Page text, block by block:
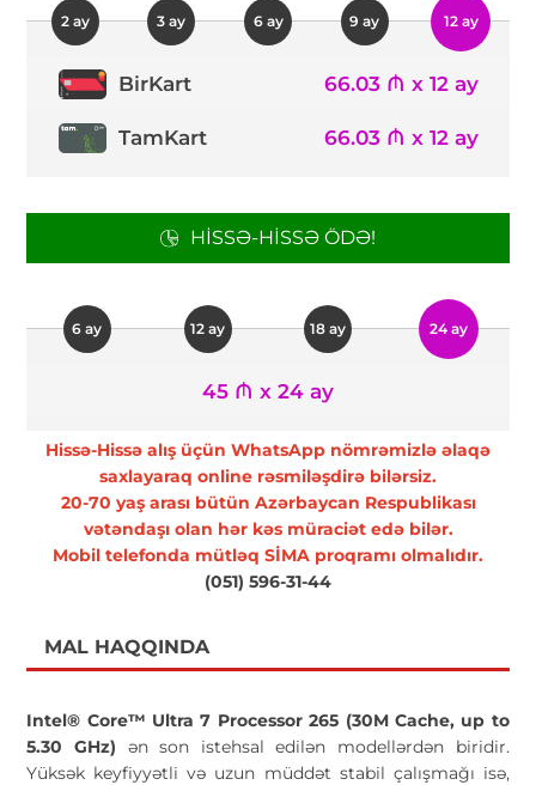
2 ay 3 ay 6 ay 9 ay 12 ay
BirKart 66.03 ₼ x 12 ay
TamKart 66.03 ₼ x 12 ay
HISSƏ-HISSƏ ÖDƏ!
6 ay 12 ay 18 ay 24 ay
45 ₼ x 24 ay
Hissə-Hissə alış üçün WhatsApp nömrəmizlə əlaqə
saxlayaraq online rəsmiləşdirə bilərsiz.
20-70 yaş arası bütün Azərbaycan Respublikası
vətəndaşı olan hər kəs müraciət edə bilər.
Mobil telefonda mütləq SİMA proqramı olmalıdır.
(051) 596-31-44
MAL HAQQINDA
Intel® Core™ Ultra 7 Processor 265 (30M Cache, up to
5.30 GHz) ən son istehsal edilən modellərdən biridir.
Yüksək keyfiyyətli və uzun müddət stabil çalışmağı isə,